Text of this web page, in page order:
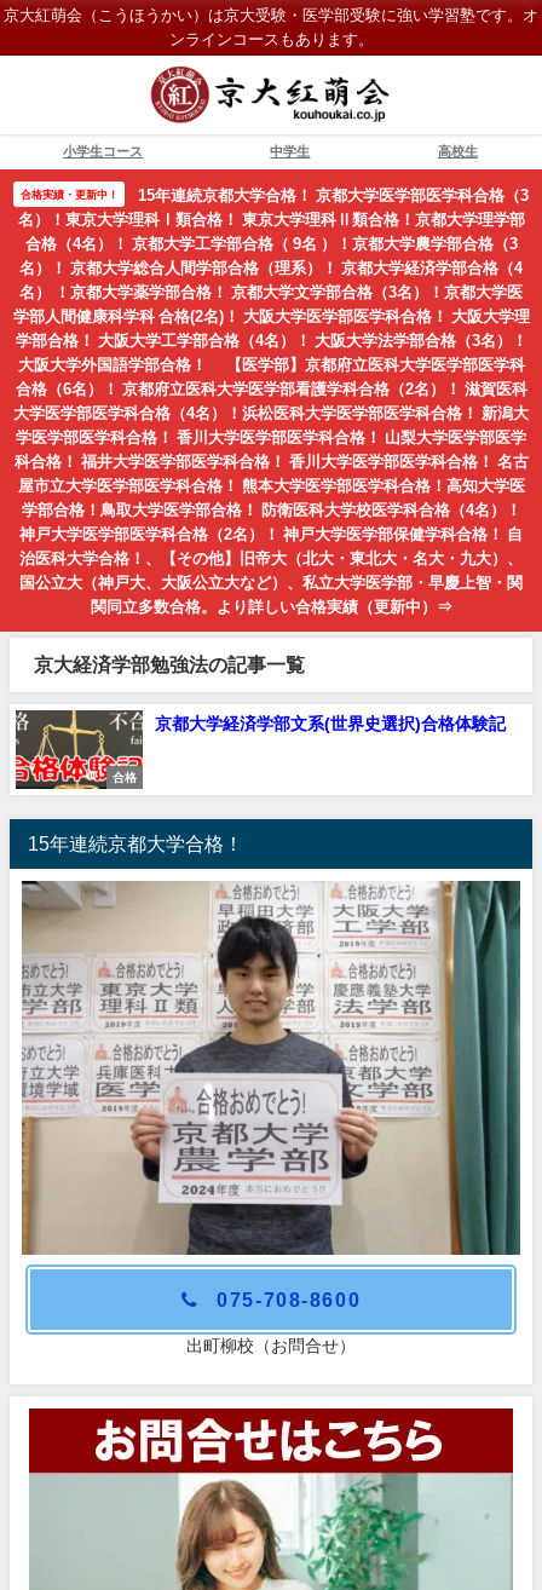
京大紅萌会（こうほうかい）は京大受験・医学部受験に強い学習塾です。オ
ンラインコースもあります。
小学生コース 中学生 高校生
合格実績・更新中！
15年連続京都大学合格！ 京都大学医学部医学科合格（3
名）！東京大学理科Ⅰ類合格！ 東京大学理科Ⅱ類合格！京都大学理学部
合格（4名）！ 京都大学工学部合格（ 9名 ）！京都大学農学部合格（3
名）！ 京都大学総合人間学部合格（理系）！ 京都大学経済学部合格（4
名） ！京都大学薬学部合格！ 京都大学文学部合格（3名）！京都大学医
学部人間健康科学科 合格(2名)！ 大阪大学医学部医学科合格！ 大阪大学理
学部合格！ 大阪大学工学部合格（4名）！ 大阪大学法学部合格（3名）！
大阪大学外国語学部合格！ 【医学部】京都府立医科大学医学部医学科
合格（6名）！ 京都府立医科大学医学部看護学科合格（2名）！ 滋賀医科
大学医学部医学科合格（4名）！浜松医科大学医学部医学科合格！ 新潟大
学医学部医学科合格！ 香川大学医学部医学科合格！ 山梨大学医学部医学
科合格！ 福井大学医学部医学科合格！ 香川大学医学部医学科合格！ 名古
屋市立大学医学部医学科合格！ 熊本大学医学部医学科合格！高知大学医
学部合格！鳥取大学医学部合格！ 防衛医科大学校医学科合格（4名）！
神戸大学医学部医学科合格（2名）！ 神戸大学医学部保健学科合格！ 自
治医科大学合格！、【その他】旧帝大（北大・東北大・名大・九大）、
国公立大（神戸大、大阪公立大など）、私立大学医学部・早慶上智・関
関同立多数合格。より詳しい合格実績（更新中）⇒
京大経済学部勉強法の記事一覧
合格
京都大学経済学部文系(世界史選択)合格体験記
15年連続京都大学合格！
075-708-8600
出町柳校（お問合せ）